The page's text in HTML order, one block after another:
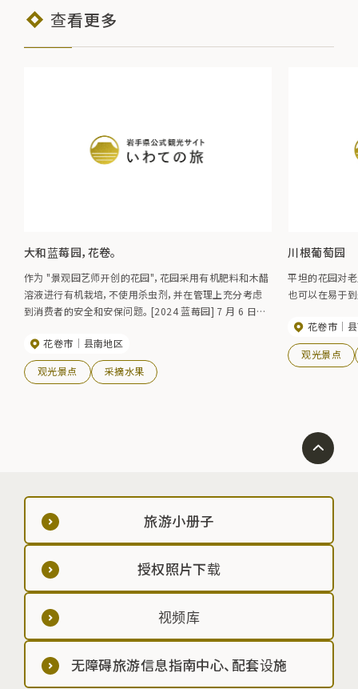
查看更多
大和蓝莓园，花卷。
作为 "景观园艺师开创的花园"，花园采用有机肥料和木醋
溶液进行有机栽培，不使用杀虫剂，并在管理上充分考虑
到消费者的安全和安保问题。 [2024 蓝莓园] 7 月 6 日星
花卷市
县南地区
观光景点 采摘水果
川根葡萄园
平坦的花园对
也可以在易于
花卷市
观光景点
旅游小册子
授权照片下载
视频库
无障碍旅游信息指南中心、配套设施